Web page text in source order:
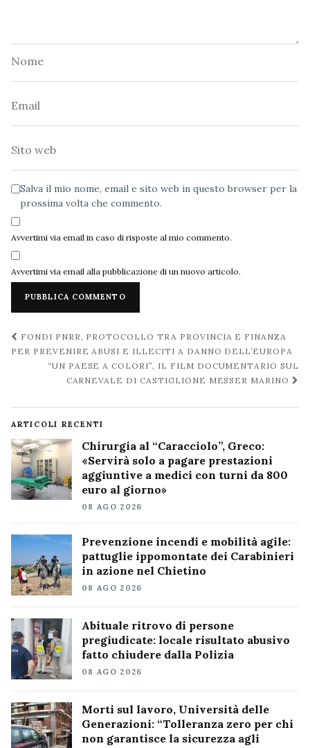
Salva il mio nome, email e sito web in questo browser per la
prossima volta che commento.
Avvertimi via email in caso di risposte al mio commento.
Avvertimi via email alla pubblicazione di un nuovo articolo.
Navigazione
post
FONDI PNRR, PROTOCOLLO TRA PROVINCIA E FINANZA
PER PREVENIRE ABUSI E ILLECITI A DANNO DELL’EUROPA
“UN PAESE A COLORI”, IL FILM DOCUMENTARIO SUL
CARNEVALE DI CASTIGLIONE MESSER MARINO
ARTICOLI RECENTI
Chirurgia al “Caracciolo”, Greco:
«Servirà solo a pagare prestazioni
aggiuntive a medici con turni da 800
euro al giorno»
08 AGO 2026
Prevenzione incendi e mobilità agile:
pattuglie ippomontate dei Carabinieri
in azione nel Chietino
08 AGO 2026
Abituale ritrovo di persone
pregiudicate: locale risultato abusivo
fatto chiudere dalla Polizia
08 AGO 2026
Morti sul lavoro, Università delle
Generazioni: “Tolleranza zero per chi
non garantisce la sicurezza agli